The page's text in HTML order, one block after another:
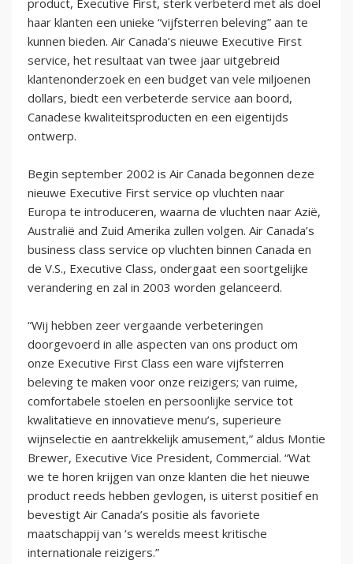
haar klanten een unieke “vijfsterren beleving” aan te
kunnen bieden. Air Canada’s nieuwe Executive First
service, het resultaat van twee jaar uitgebreid
klantenonderzoek en een budget van vele miljoenen
dollars, biedt een verbeterde service aan boord,
Canadese kwaliteitsproducten en een eigentijds
ontwerp.
Begin september 2002 is Air Canada begonnen deze
nieuwe Executive First service op vluchten naar
Europa te introduceren, waarna de vluchten naar Azië,
Australië and Zuid Amerika zullen volgen. Air Canada’s
business class service op vluchten binnen Canada en
de V.S., Executive Class, ondergaat een soortgelijke
verandering en zal in 2003 worden gelanceerd.
“Wij hebben zeer vergaande verbeteringen
doorgevoerd in alle aspecten van ons product om
onze Executive First Class een ware vijfsterren
beleving te maken voor onze reizigers; van ruime,
comfortabele stoelen en persoonlijke service tot
kwalitatieve en innovatieve menu’s, superieure
wijnselectie en aantrekkelijk amusement,” aldus Montie
Brewer, Executive Vice President, Commercial. “Wat
we te horen krijgen van onze klanten die het nieuwe
product reeds hebben gevlogen, is uiterst positief en
bevestigt Air Canada’s positie als favoriete
maatschappij van ‘s werelds meest kritische
internationale reizigers.”